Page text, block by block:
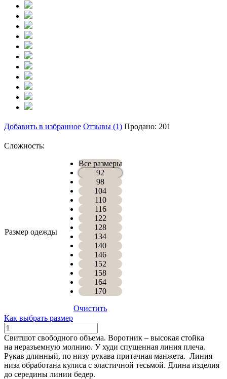
Добавить в избранное Отзывы (1) Продано: 201
Сложность:
Размер одежды
Все размеры
92
98
104
110
116
122
128
134
140
146
152
158
164
170
Очистить
Как выбрать размер
Количество
СВИШОТ
РЭЙЧЕЛ
Свитшот свободного объема. Воротник – высокая стойка
на неразъемную молнию. У худи спущенная линия плеча.
Рукав длинный, по низу рукава притачная манжета. Линия
низа обработана кулиса с эластичной тесьмой. Длина изделия
до середины линии бедер.